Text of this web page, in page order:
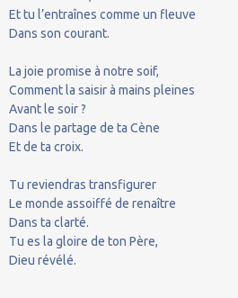
Et tu l’entraînes comme un fleuve
Dans son courant.
La joie promise à notre soif,
Comment la saisir à mains pleines
Avant le soir ?
Dans le partage de ta Cène
Et de ta croix.
Tu reviendras transfigurer
Le monde assoiffé de renaître
Dans ta clarté.
Tu es la gloire de ton Père,
Dieu révélé.